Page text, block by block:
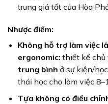
trung giá tốt của Hòa
Nhược điểm:
Không hỗ trợ làm việc
ergonomic: thiết kế chủ
trung bình ở sự kiện/
thái học cho làm việc
Tựa không có điều